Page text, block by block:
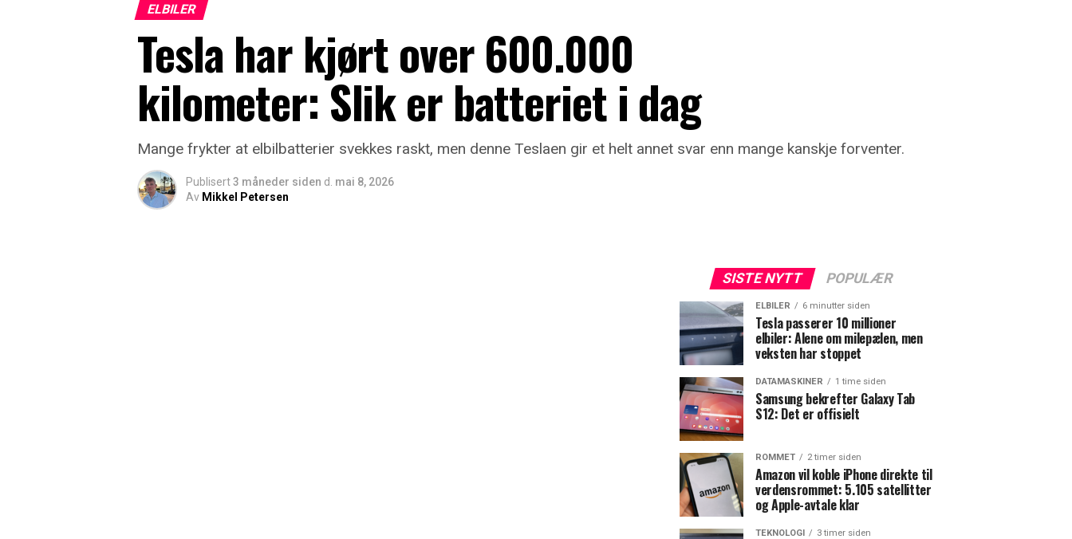
ELBILER
Tesla har kjørt over 600.000
kilometer: Slik er batteriet i dag
Mange frykter at elbilbatterier svekkes raskt, men denne Teslaen gir et helt annet svar enn mange kanskje forventer.
Publisert3 måneder siden d. mai 8, 2026
Av Mikkel Petersen
SISTE NYTT POPULÆR
ELBILER 6 minutter siden
Tesla passerer 10 millioner
elbiler: Alene om milepælen, men
veksten har stoppet
DATAMASKINER 1 time siden
Samsung bekrefter Galaxy Tab
S12: Det er offisielt
ROMMET 2 timer siden
Amazon vil koble iPhone direkte til
verdensrommet: 5.105 satellitter
og Apple-avtale klar
TEKNOLOGI 3 timer siden